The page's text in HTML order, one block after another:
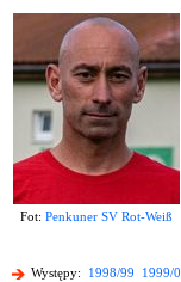
Fot: Penkuner SV Rot-Weiß
Występy: 1998/99 1999/